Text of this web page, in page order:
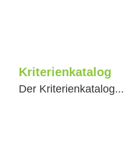
Kriterienkatalog
Der Kriterienkatalog...